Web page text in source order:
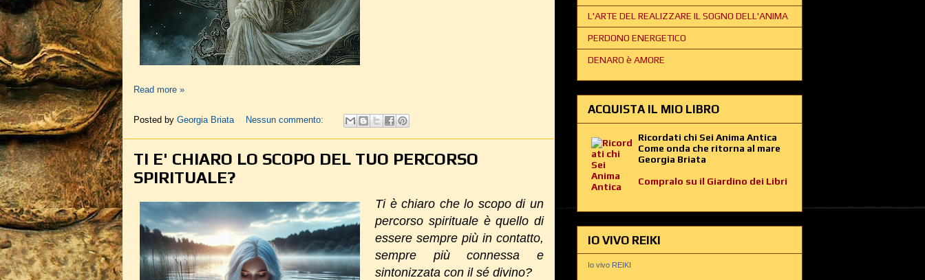
Read more »
Posted by Georgia Briata Nessun commento:
TI E' CHIARO LO SCOPO DEL TUO PERCORSO
SPIRITUALE?
Ti è chiaro che lo scopo di un
percorso spirituale è quello di
essere sempre più in contatto,
sempre più connessa e
sintonizzata con il sé divino?
L'ARTE DEL REALIZZARE IL SOGNO DELL'ANIMA
PERDONO ENERGETICO
DENARO è AMORE
ACQUISTA IL MIO LIBRO
Ricordati chi Sei Anima Antica
Come onda che ritorna al mare
Georgia Briata
Compralo su il Giardino dei Libri
IO VIVO REIKI
Io vivo REIKI